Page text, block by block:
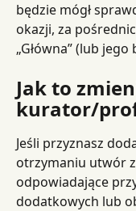
będzie mógł
okazji, za
„Główna” (lub jego
Jak to
kurator/
Jeśli przyznasz
otrzymaniu utwór
odpowiadające
dodatkowych lub